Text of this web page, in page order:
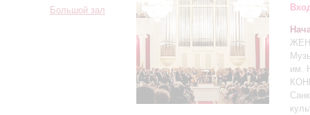
Большой зал
им.